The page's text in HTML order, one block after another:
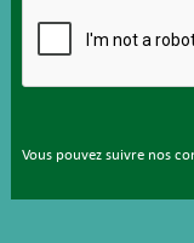
Vous pouvez suivre nos